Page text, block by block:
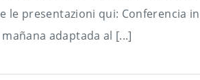
le presentazioni qui: Conferencia
adaptada al [...]